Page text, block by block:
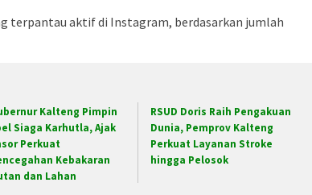
terpantau aktif di Instagram, berdasarkan jumlah
Kalteng Pimpin
Siaga Karhutla, Ajak
Perkuat
Kebakaran
dan Lahan
RSUD Doris Raih Pengakuan
Dunia, Pemprov Kalteng
Perkuat Layanan Stroke
hingga Pelosok